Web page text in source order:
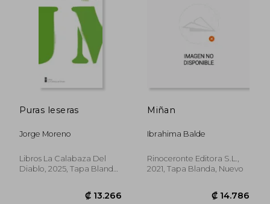
Puras leseras
Jorge Moreno
Libros La Calabaza Del
Diablo, 2025, Tapa Blanda,
Miñan
Ibrahima Balde
Rinoceronte Editora S.L.,
2021, Tapa Blanda, Nuevo